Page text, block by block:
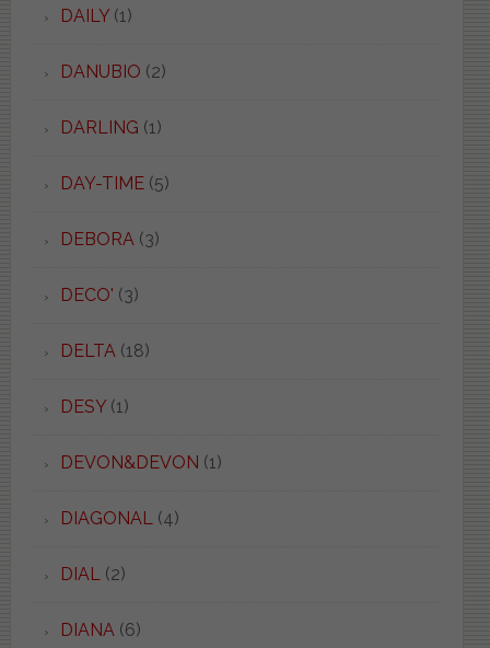
DAILY(1)
DANUBIO (2)
DARLING (1)
DAY-TIME(5)
DEBORA(3)
DECO' (3)
DELTA(18)
DESY(1)
DEVON&DEVON (1)
DIAGONAL(4)
DIAL(2)
DIANA(6)